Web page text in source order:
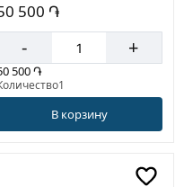
500 ֏
- +
500 ֏
В корзину